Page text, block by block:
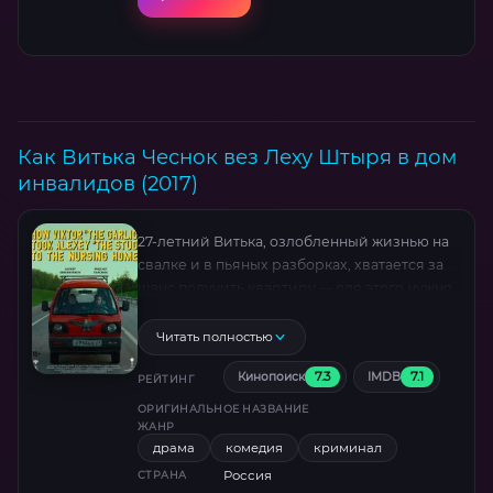
Как Витька Чеснок вез Леху Штыря в дом
инвалидов (2017)
27-летний Витька, озлобленный жизнью на
свалке и в пьяных разборках, хватается за
рецидивиста в дом инвалидов. Начавшееся
как формальность путешествие на разбитом
фургоне оборачивается адским маршрутом:
Леха Штырь внезапно возвращает речь и
волю к жизни, угрожая сыну оружием.
Сквозь депрессивные городки и
бандитские встречи они несутся к точке
Читать полностью
РЕЙТИНГ Кинопоиск 7.3 IMDB 7.1
ОРИГИНАЛЬНОЕ НАЗВАНИЕ
ЖАНР
драма комедия криминал
СТРАНА Россия